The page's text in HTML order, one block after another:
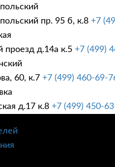
пр. 95 б, к.8 +7
проезд д.14а к.5 +7 (499)
60, к.7 +7 (499) 460-69-
д.17 к.8 +7 (499) 450-
УСЛУГИ